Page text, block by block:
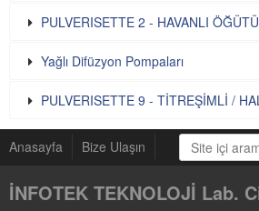
PULVERISETTE 2 - HAVANLI
Yağlı Difüzyon Pompaları
PULVERISETTE 9 - TİTREŞİMLİ /
Anasayfa Bize Ulaşın
İNFOTEK TEKNOLOJİ Lab.